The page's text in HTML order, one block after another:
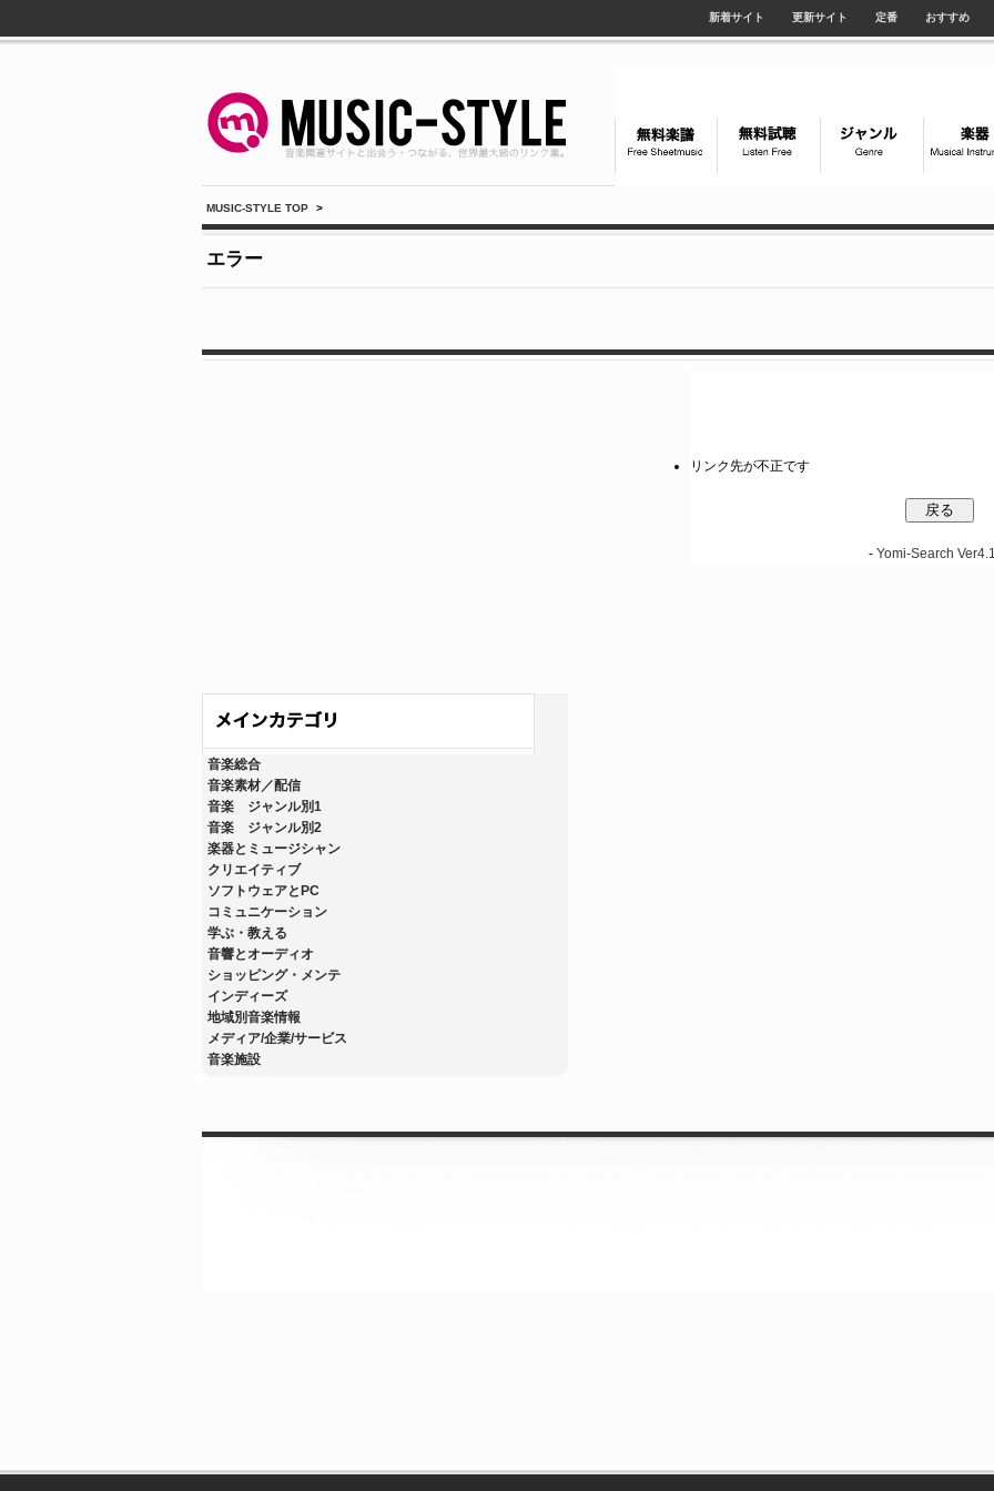
新着サイト 更新サイト 定番 おすすめ
MUSIC-STYLE TOP >
エラー
音楽総合
音楽素材／配信
音楽 ジャンル別1
音楽 ジャンル別2
楽器とミュージシャン
クリエイティブ
ソフトウェアとPC
コミュニケーション
学ぶ・教える
音響とオーディオ
ショッピング・メンテ
インディーズ
地域別音楽情報
メディア/企業/サービス
音楽施設
リンク先が不正です
- Yomi-Search